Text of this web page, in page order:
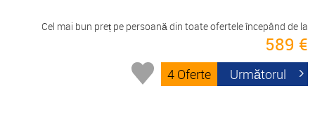
Cel mai bun preț pe persoană din toate ofertele începând de la
589 €
4 Oferte Următorul